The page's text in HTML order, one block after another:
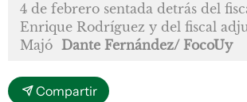
4 de febrero sentada detrás del
Enrique Rodríguez y del fiscal
Majó Dante Fernández/ FocoUy
Compartir